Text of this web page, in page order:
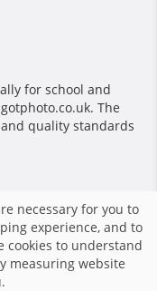
for school and
The
quality standards
necessary for you to
experience, and to
cookies to understand
measuring website